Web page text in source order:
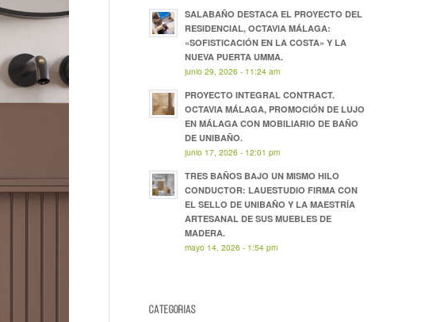
SALABAÑO DESTACA EL PROYECTO DEL
RESIDENCIAL, OCTAVIA MÁLAGA:
«SOFISTICACIÓN EN LA COSTA» Y LA
NUEVA PUERTA UMMA.
junio 29, 2026 - 11:24 am
PROYECTO INTEGRAL CONTRACT.
OCTAVIA MÁLAGA, PROMOCIÓN DE LUJO
EN MÁLAGA CON MOBILIARIO DE BAÑO
DE UNIBAÑO.
junio 17, 2026 - 12:01 pm
TRES BAÑOS BAJO UN MISMO HILO
CONDUCTOR: LAUESTUDIO FIRMA CON
EL SELLO DE UNIBAÑO Y LA MAESTRÍA
ARTESANAL DE SUS MUEBLES DE
MADERA.
mayo 14, 2026 - 1:54 pm
CATEGORIAS